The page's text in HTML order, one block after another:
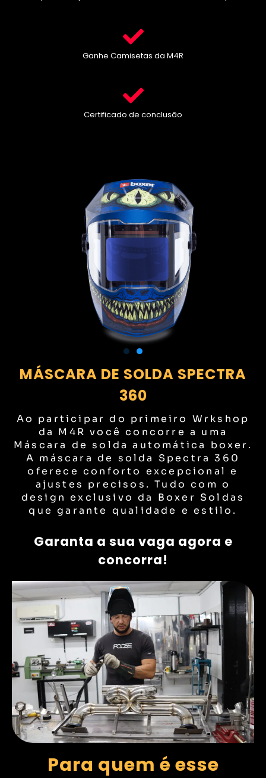
Ganhe Camisetas da M4R
Certificado de conclusão
MÁSCARA DE SOLDA SPECTRA
360
Ao participar do primeiro Wrkshop
da M4R você concorre a uma
Máscara de solda automática boxer.
A máscara de solda Spectra 360
oferece conforto excepcional e
ajustes precisos. Tudo com o
design exclusivo da Boxer Soldas
que garante qualidade e estilo.
Garanta a sua vaga agora e
concorra!
Para quem é esse